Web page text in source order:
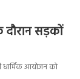
सड़कों
धार्मिक आयोजन को